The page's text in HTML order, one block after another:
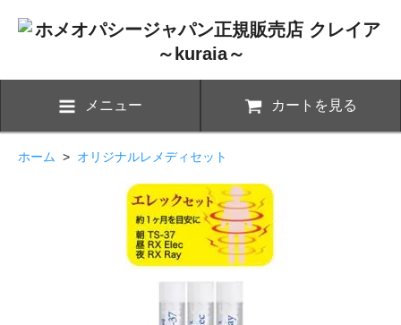
メニュー カートを見る
ホーム > オリジナルレメディセット